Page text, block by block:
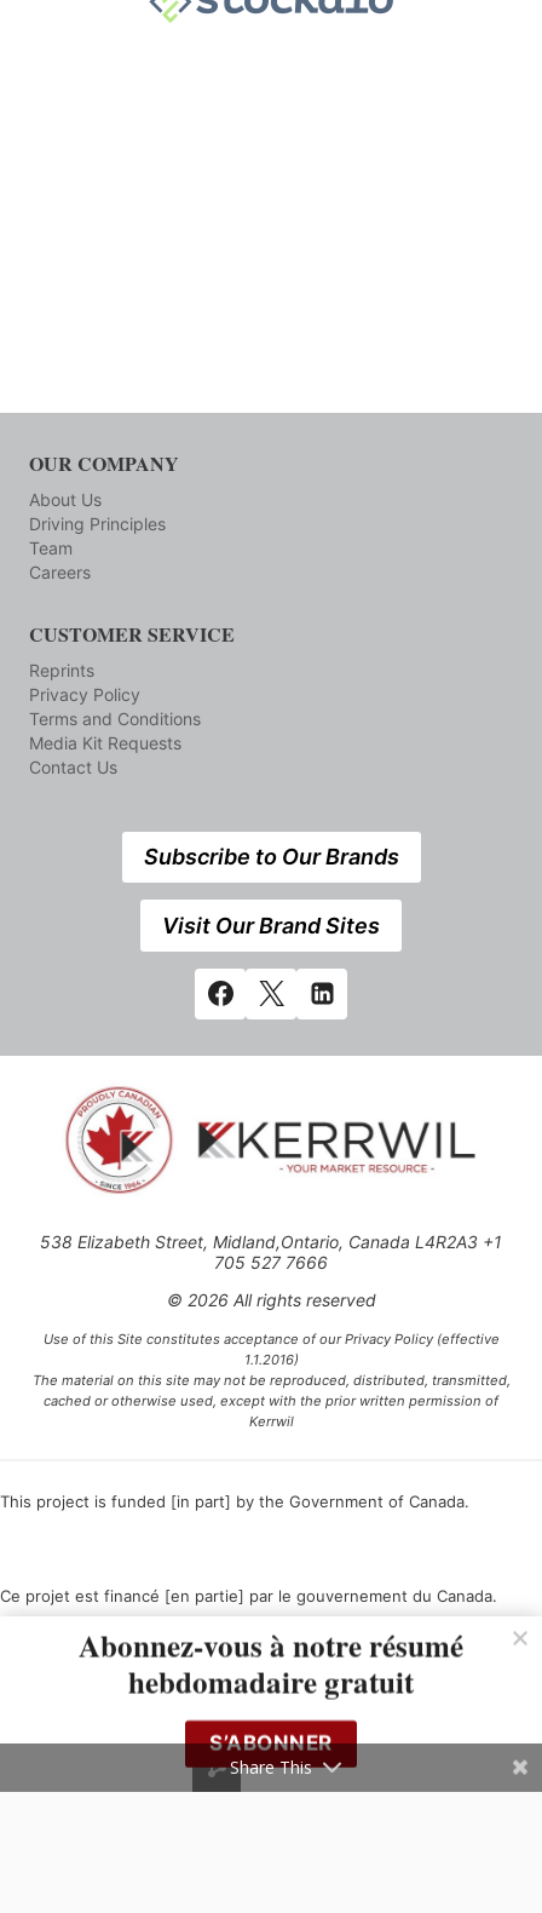
OUR COMPANY
About Us
Driving Principles
Team
Careers
CUSTOMER SERVICE
Reprints
Privacy Policy
Terms and Conditions
Media Kit Requests
Contact Us
Subscribe to Our Brands
Visit Our Brand Sites
538 Elizabeth Street, Midland,Ontario, Canada L4R2A3 +1
705 527 7666
© 2026 All rights reserved
Use of this Site constitutes acceptance of our Privacy Policy (effective
1.1.2016)
The material on this site may not be reproduced, distributed, transmitted,
cached or otherwise used, except with the prior written permission of
Kerrwil
This project is funded [in part] by the Government of Canada.
Ce projet est financé [en partie] par le gouvernement du Canada.
Abonnez-vous à notre résumé
hebdomadaire gratuit
S’ABONNER
Share This